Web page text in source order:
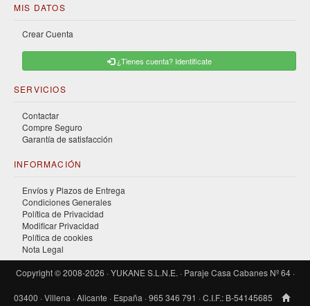
MIS DATOS
Crear Cuenta
¿Tienes cuenta? Identificate
SERVICIOS
Contactar
Compre Seguro
Garantía de satisfacción
INFORMACIÓN
Envíos y Plazos de Entrega
Condiciones Generales
Política de Privacidad
Modificar Privacidad
Política de cookies
Nota Legal
Copyright © 2008-2026 · YUKANE S.L.N.E. · Paraje Casa Cabanes Nº 64 ·
03400 · Villena · Alicante · España · 965 346 791 · C.I.F.: B-54145685